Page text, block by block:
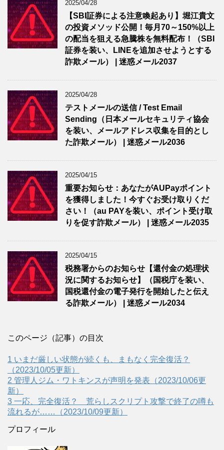
2025/04/28
【SBI証券による注意喚起あり】堀江貴文
の投資メソッド公開！毎月70～150%以上
の配当を狙える急騰株を無料配布！（SBI
証券を装い、LINEを追加させようとする
詐欺メール） | 迷惑メール2037
2025/04/28
テストメールの送信 / Test Email
Sending（日本メールセキュリティ協会
を装い、メールアドレス収集を目的とし
た詐欺メール） | 迷惑メール2036
2025/04/15
重要お知らせ：あなたがAUPayポイント
を獲得しました！今すぐお受け取りくだ
さい！（au PAYを装い、ポイント受け取
りを促す詐欺メール） | 迷惑メール2035
2025/04/15
税務署からのお知らせ【還付金の処理状
況に関するお知らせ】（国税庁を装い、
国税還付金の電子発行を開始したと伝え
る詐欺メール） | 迷惑メール2034
このページ（記事）の目次
1 いまだ厳しい状態が続くも、まもなく完全復活？
（2023/10/05更新）
2 管理人ジム・ワトキンスが声明を発表（2023/10/06更
新）
3 一応、完全復活？ 荒らしスクリプト攻撃で終了の噂も
流れるが……（2023/10/09更新）
プロフィール